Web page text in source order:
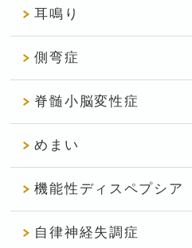
耳鳴り
側弯症
脊髄小脳変性症
めまい
機能性ディスペプシア
自律神経失調症